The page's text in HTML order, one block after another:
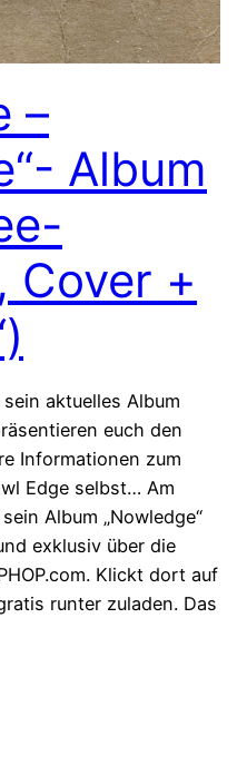
–
Album
Cover +
aktuelles Album
euch den
Informationen zum
Edge selbst… Am
Album „Nowledge“
exklusiv über die
Klickt dort auf
runter zuladen. Das